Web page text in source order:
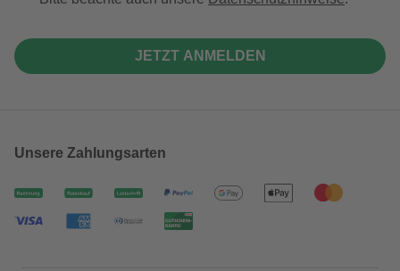
JETZT ANMELDEN
Unsere Zahlungsarten